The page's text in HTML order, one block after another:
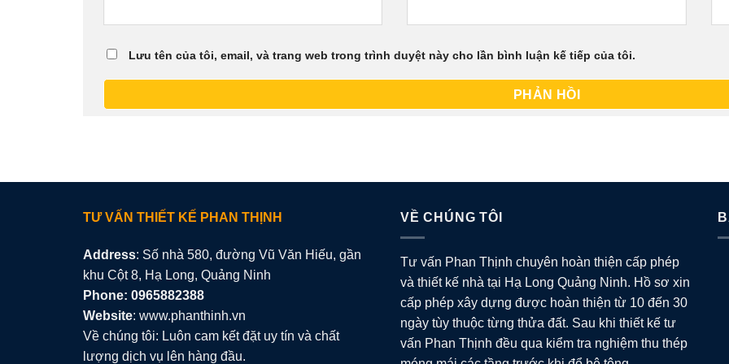
Lưu tên của tôi, email, và trang web trong trình duyệt này cho lần bình luận kế tiếp của tôi.
TƯ VẤN THIẾT KẾ PHAN THỊNH
Address: Số nhà 580, đường Vũ Văn Hiếu, gần
khu Cột 8, Hạ Long, Quảng Ninh
Phone: 0965882388
Website: www.phanthinh.vn
Về chúng tôi: Luôn cam kết đặt uy tín và chất
lượng dịch vụ lên hàng đầu.
VỀ CHÚNG TÔI
Tư vấn Phan Thịnh chuyên hoàn thiện cấp phép
và thiết kế nhà tại Hạ Long Quảng Ninh. Hồ sơ xin
cấp phép xây dựng được hoàn thiện từ 10 đến 30
ngày tùy thuộc từng thửa đất. Sau khi thiết kế tư
vấn Phan Thịnh đều qua kiểm tra nghiệm thu thép